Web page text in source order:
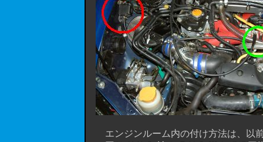
エンジンルーム内の付け方法は、以